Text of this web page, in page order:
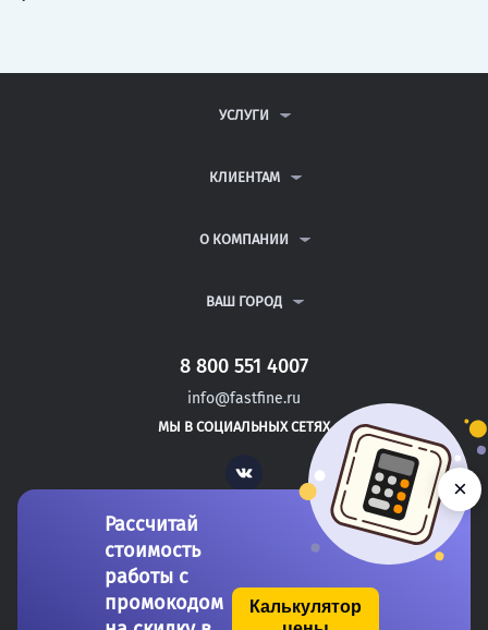
УСЛУГИ
ДИПЛОМНЫЕ РАБОТЫ
РЕФЕРАТЫ
КЛИЕНТАМ
ВОПРОСЫ И ОТВЕТЫ
ПОЛИТИКА КОНФИДЕНЦИАЛЬНОСТИ
О КОМПАНИИ
КОНТАКТЫ
ВАШ ГОРОД
САНКТ-ПЕТЕРБУРГ
НОВОГОРСК
ЕКАТЕРИНБУРГ
8 800 551 4007
info@fastfine.ru
МЫ В СОЦИАЛЬНЫХ СЕТЯХ
Vk
Рассчитай
стоимость
работы с
промокодом
Калькулятор
×